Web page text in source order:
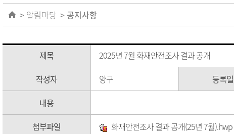
알림마당 공지사항
제목
2025년 7월 화재안전조사 결과 공개
작성자
양구 등록일
내용
첨부파일
화재안전조사 결과 공개(25년 7월).hwp